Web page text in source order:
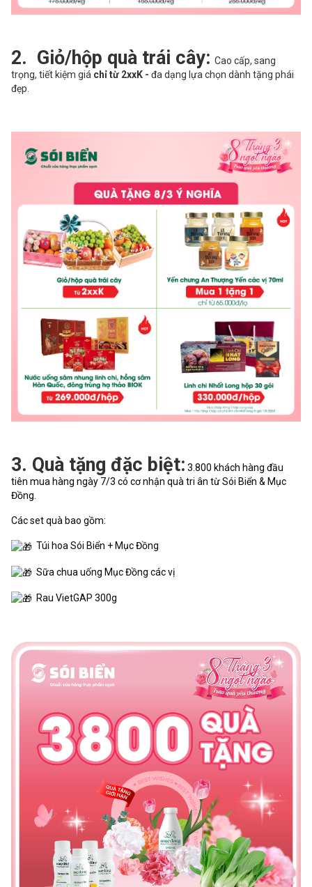
2. Giỏ/hộp quà trái cây: Cao cấp, sang
trọng, tiết kiệm giá chỉ từ 2xxK - đa dạng lựa chọn dành tặng phái
đẹp.
3. Quà tặng đặc biệt: 3.800 khách hàng đầu
tiên mua hàng ngày 7/3 có cơ nhận quà tri ân từ Sói Biển & Mục
Đồng.
Các set quà bao gồm:
Túi hoa Sói Biển + Mục Đồng
Sữa chua uống Mục Đồng các vị
Rau VietGAP 300g